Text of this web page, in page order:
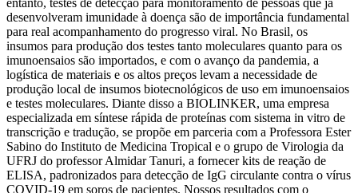
desenvolveram imunidade à doença são de importância fundamental
para real acompanhamento do progresso viral. No Brasil, os
insumos para produção dos testes tanto moleculares quanto para os
imunoensaios são importados, e com o avanço da pandemia, a
logística de materiais e os altos preços levam a necessidade de
produção local de insumos biotecnológicos de uso em imunoensaios
e testes moleculares. Diante disso a BIOLINKER, uma empresa
especializada em síntese rápida de proteínas com sistema in vitro de
transcrição e tradução, se propõe em parceria com a Professora Ester
Sabino do Instituto de Medicina Tropical e o grupo de Virologia da
UFRJ do professor Almidar Tanuri, a fornecer kits de reação de
ELISA, padronizados para detecção de IgG circulante contra o vírus
COVID-19 em soros de pacientes. Nossos resultados com o